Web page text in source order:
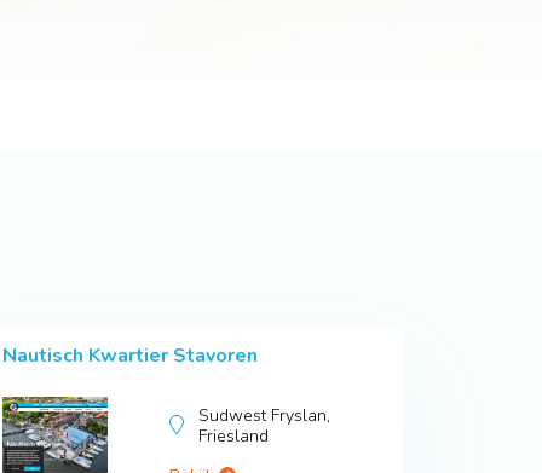
Nautisch Kwartier Stavoren
Sudwest Fryslan,
Friesland